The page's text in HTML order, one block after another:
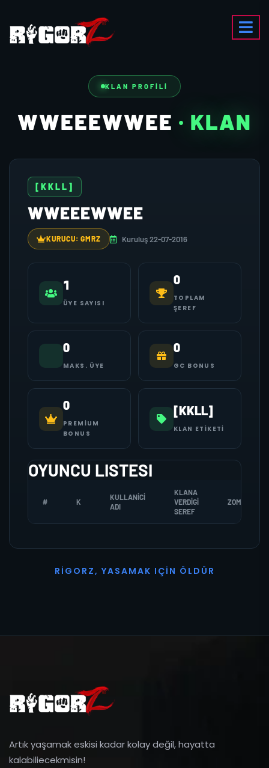
KLAN PROFILI
WWEEEWWEE · KLAN
[KKLL]
WWEEEWWEE
KURUCU: GMRZ Kuruluş 22-07-2016
1
ÜYE SAYISI
0
TOPLAM
ŞEREF
0
MAKS. ÜYE
0
GC BONUS
0
PREMIUM
BONUS
[KKLL]
KLAN ETIKETI
OYUNCU LISTESI
# K
KULLANICI
ADI
KLANA
VERDIGI
SEREF
ZOMBI
R I G O R Z, YASAMAK I ÇI N Ö L D Ü R
Artık yaşamak eskisi kadar kolay değil, hayatta
kalabiliecekmisin!